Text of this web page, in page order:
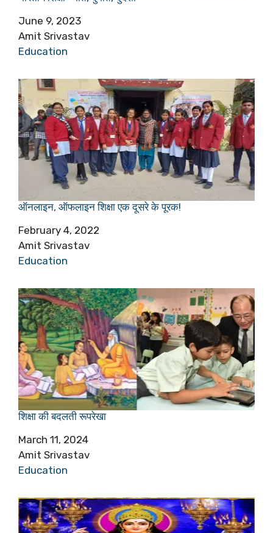
Date
June 9, 2023
Author
Amit Srivastav
In relation to
Education
ऑनलाइन, ऑफलाइन शिक्षा एक दूसरे के पूरक!
Date
February 4, 2022
Author
Amit Srivastav
In relation to
Education
शिक्षा की बदलती रूपरेखा
Date
March 11, 2024
Author
Amit Srivastav
In relation to
Education